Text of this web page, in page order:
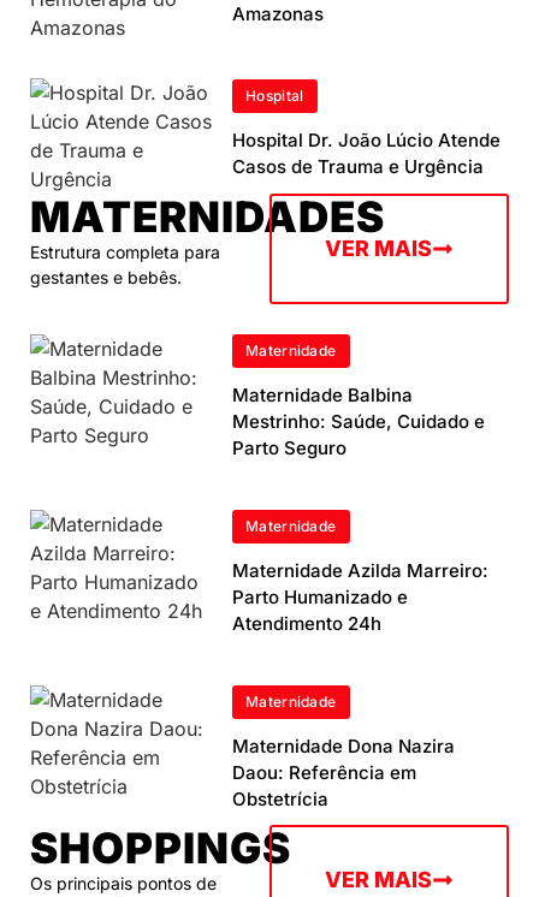
Amazonas
Hospital
Hospital Dr. João Lúcio Atende
Casos de Trauma e Urgência
MATERNIDADES
Estrutura completa para
gestantes e bebês.
VER MAIS
Maternidade
Maternidade Balbina
Mestrinho: Saúde, Cuidado e
Parto Seguro
Maternidade
Maternidade Azilda Marreiro:
Parto Humanizado e
Atendimento 24h
Maternidade
Maternidade Dona Nazira
Daou: Referência em
Obstetrícia
SHOPPINGS
Os principais pontos de
VER MAIS